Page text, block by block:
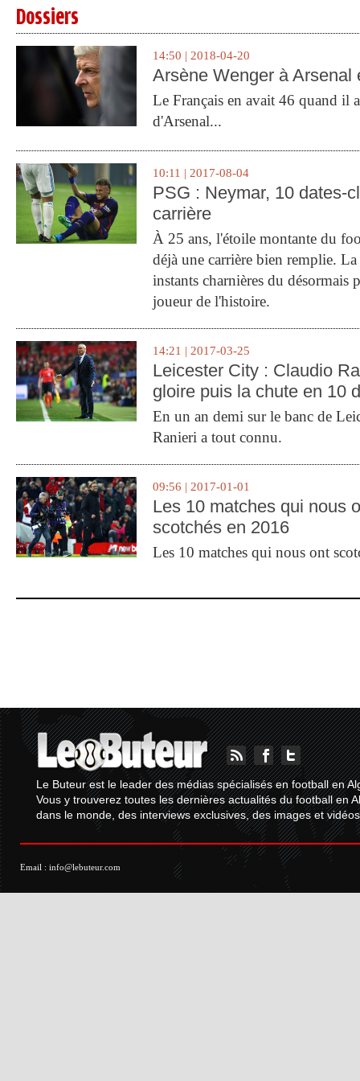
Dossiers
14:50 | 2018-04-20
Arsène Wenger à Arsenal
Le Français en avait 46 quand il
d'Arsenal...
10:11 | 2017-08-04
PSG : Neymar, 10 dates-
carrière
À 25 ans, l'étoile montante du
déjà une carrière bien remplie.
instants charnières du désormais
joueur de l'histoire.
14:21 | 2017-03-25
Leicester City : Claudio
gloire puis la chute en 10
En un an demi sur le banc de
Ranieri a tout connu.
09:56 | 2017-01-01
Les 10 matches qui nous
scotchés en 2016
Les 10 matches qui nous ont
Le Buteur est le leader des médias spécialisés en football en
Vous y trouverez toutes les dernières actualités du football en
dans le monde, des interviews exclusives, des images et
Email : info@lebuteur.com